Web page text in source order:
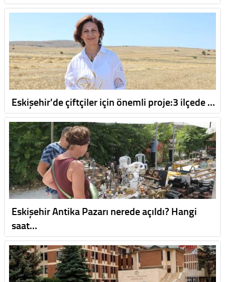
Eskişehir'de çiftçiler için önemli proje:3 ilçede …
Eskişehir Antika Pazarı nerede açıldı? Hangi
saat…